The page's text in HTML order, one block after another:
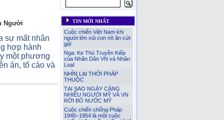
Người
sự mất nhân
hợp hành
một phương
án, tố cáo và
TIN MỚI NHẤT
Cuộc chiến Việt Nam khi
người lớn xúi con nít ăn cứt
gà!
Nga: Ke Thù Truyền Kiếp
của Nhân Dân VN và Nhân
LoạI
NHÌN LẠI THỜI PHÁP
THUỘC
TẠI SAO NGÀY CÀNG
NHIỀU NGƯỜI MỸ VÀ VN
RỜI BỎ NƯỚC MỸ
Cuộc chiến chống Pháp
1945–1954 là một cuộc